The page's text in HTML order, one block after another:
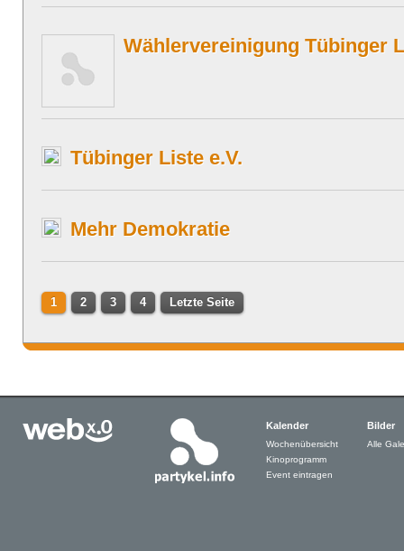
Wählervereinigung Tübinger
Tübinger Liste e.V.
Mehr Demokratie
1 2 3 4 Letzte Seite
Kalender
Wochenübersicht
Kinoprogramm
Event eintragen
Bilder
Alle